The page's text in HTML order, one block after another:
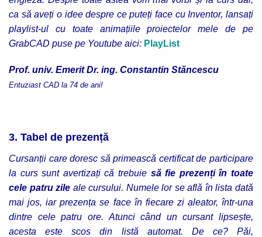
ca să aveți o idee despre ce puteți face cu Inventor, lansați
playlist-ul cu toate animațiile
proiectelor mele de pe
GrabCAD puse pe Youtube aici: PlayList
Prof. univ. Emerit Dr. ing. Constantin Stăncescu
Entuziast CAD la 74 de ani!
3. Tabel de prezență
Cursanții care doresc să primească certificat de participare
la curs sunt avertizați că trebuie să fie prezenți în toate
cele patru zile ale cursului. Numele lor se află în lista dată
mai jos, iar prezența se face în fiecare zi aleator, într-una
dintre cele patru ore. Atunci când un cursant lipsește,
acesta este scos din listă automat. De ce? Păi,